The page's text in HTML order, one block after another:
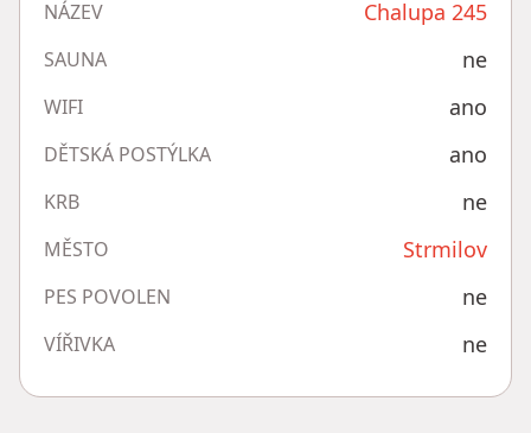
NÁZEV Chalupa 245
SAUNA ne
WIFI ano
DĚTSKÁ POSTÝLKA ano
KRB ne
MĚSTO Strmilov
PES POVOLEN ne
VÍŘIVKA ne